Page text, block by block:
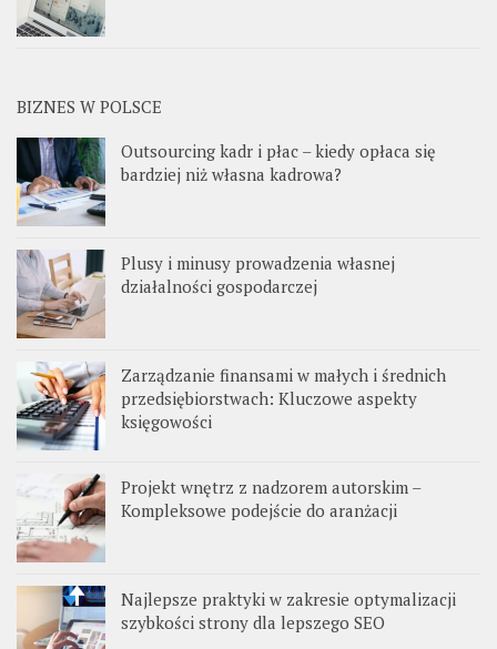
BIZNES W POLSCE
Outsourcing kadr i płac – kiedy opłaca się
bardziej niż własna kadrowa?
Plusy i minusy prowadzenia własnej
działalności gospodarczej
Zarządzanie finansami w małych i średnich
przedsiębiorstwach: Kluczowe aspekty
księgowości
Projekt wnętrz z nadzorem autorskim –
Kompleksowe podejście do aranżacji
Najlepsze praktyki w zakresie optymalizacji
szybkości strony dla lepszego SEO